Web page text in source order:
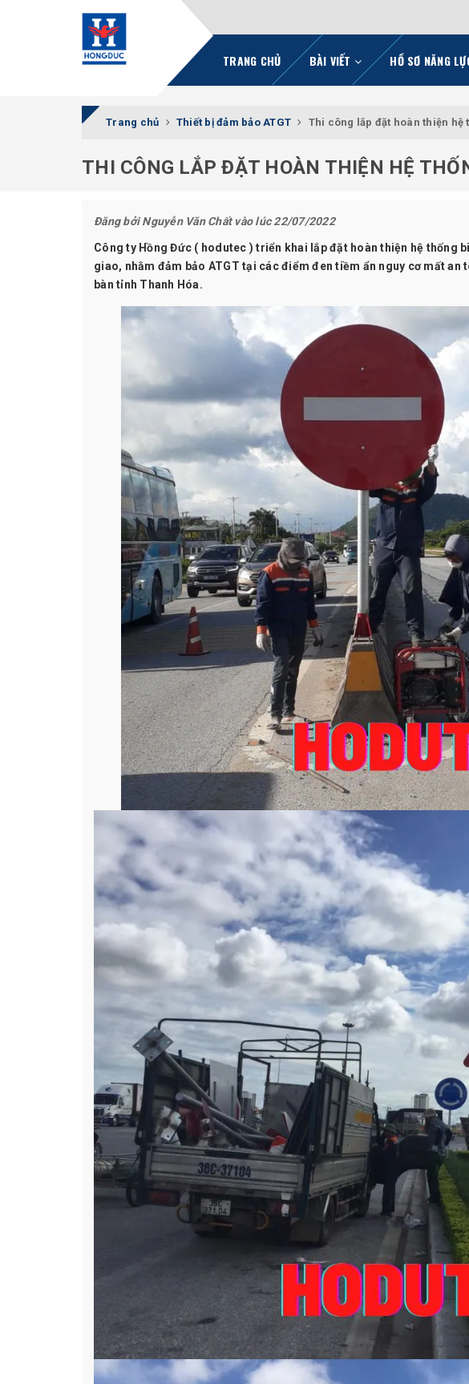
TRANG CHỦ BÀI VIẾT HỒ SƠ NĂNG
Trang chủ Thiết bị đảm bảo ATGT Thi công lắp đặt hoàn thiện hệ
THI CÔNG LẮP ĐẶT HOÀN THIỆN HỆ
Đăng bởiNguyễn Văn Chấtvào lúc 22/07/2022
Công ty Hồng Đức ( hodutec ) triển khai lắp đặt hoàn thiện hệ thống
giao, nhằm đảm bảo ATGT tại các điểm đen tiềm ẩn nguy cơ mất
bàn tỉnh Thanh Hóa.